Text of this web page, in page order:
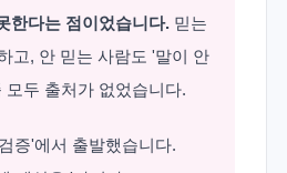
한다는 점이었습니다.믿는
고, 안 믿는 사람도 '말이 안
모두 출처가 없었습니다.
증'에서 출발했습니다.